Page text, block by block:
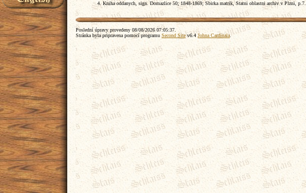
Kniha oddanych, sign. Domazlice 50; 1848-1869; Sbirka matrik, Statni oblastni archiv v Plzni, p.7.
Poslední úpravy provedeny 08/08/2026 07:05:37
Stránka byla pripravena pomocí programu Second Sitev6.4Johna Cardinala.